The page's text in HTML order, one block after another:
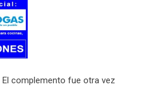
El complemento fue otra vez